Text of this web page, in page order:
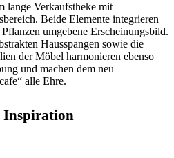
lange Verkaufstheke mit
Beide Elemente integrieren
umgebene Erscheinungsbild.
Hausspangen sowie die
der Möbel harmonieren ebenso
und machen dem neu
alle Ehre.
Inspiration